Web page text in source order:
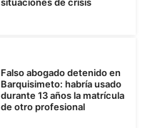
Falso abogado detenido en
Barquisimeto: habría usado
durante 13 años la matrícula
de otro profesional